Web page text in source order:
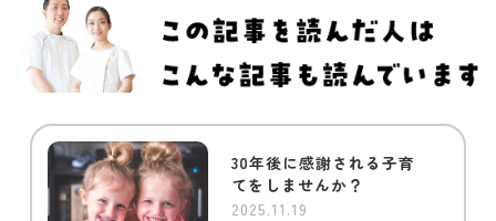
30年後に感謝される子育
てをしませんか？
2025.11.19